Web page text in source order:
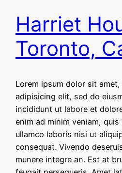
Harriet
Toronto,
Lorem ipsum dolor sit
adipisicing elit, sed do
incididunt ut labore et
enim ad minim veniam,
ullamco laboris nisi ut
consequat. Vivendo
munere integre an. Est at